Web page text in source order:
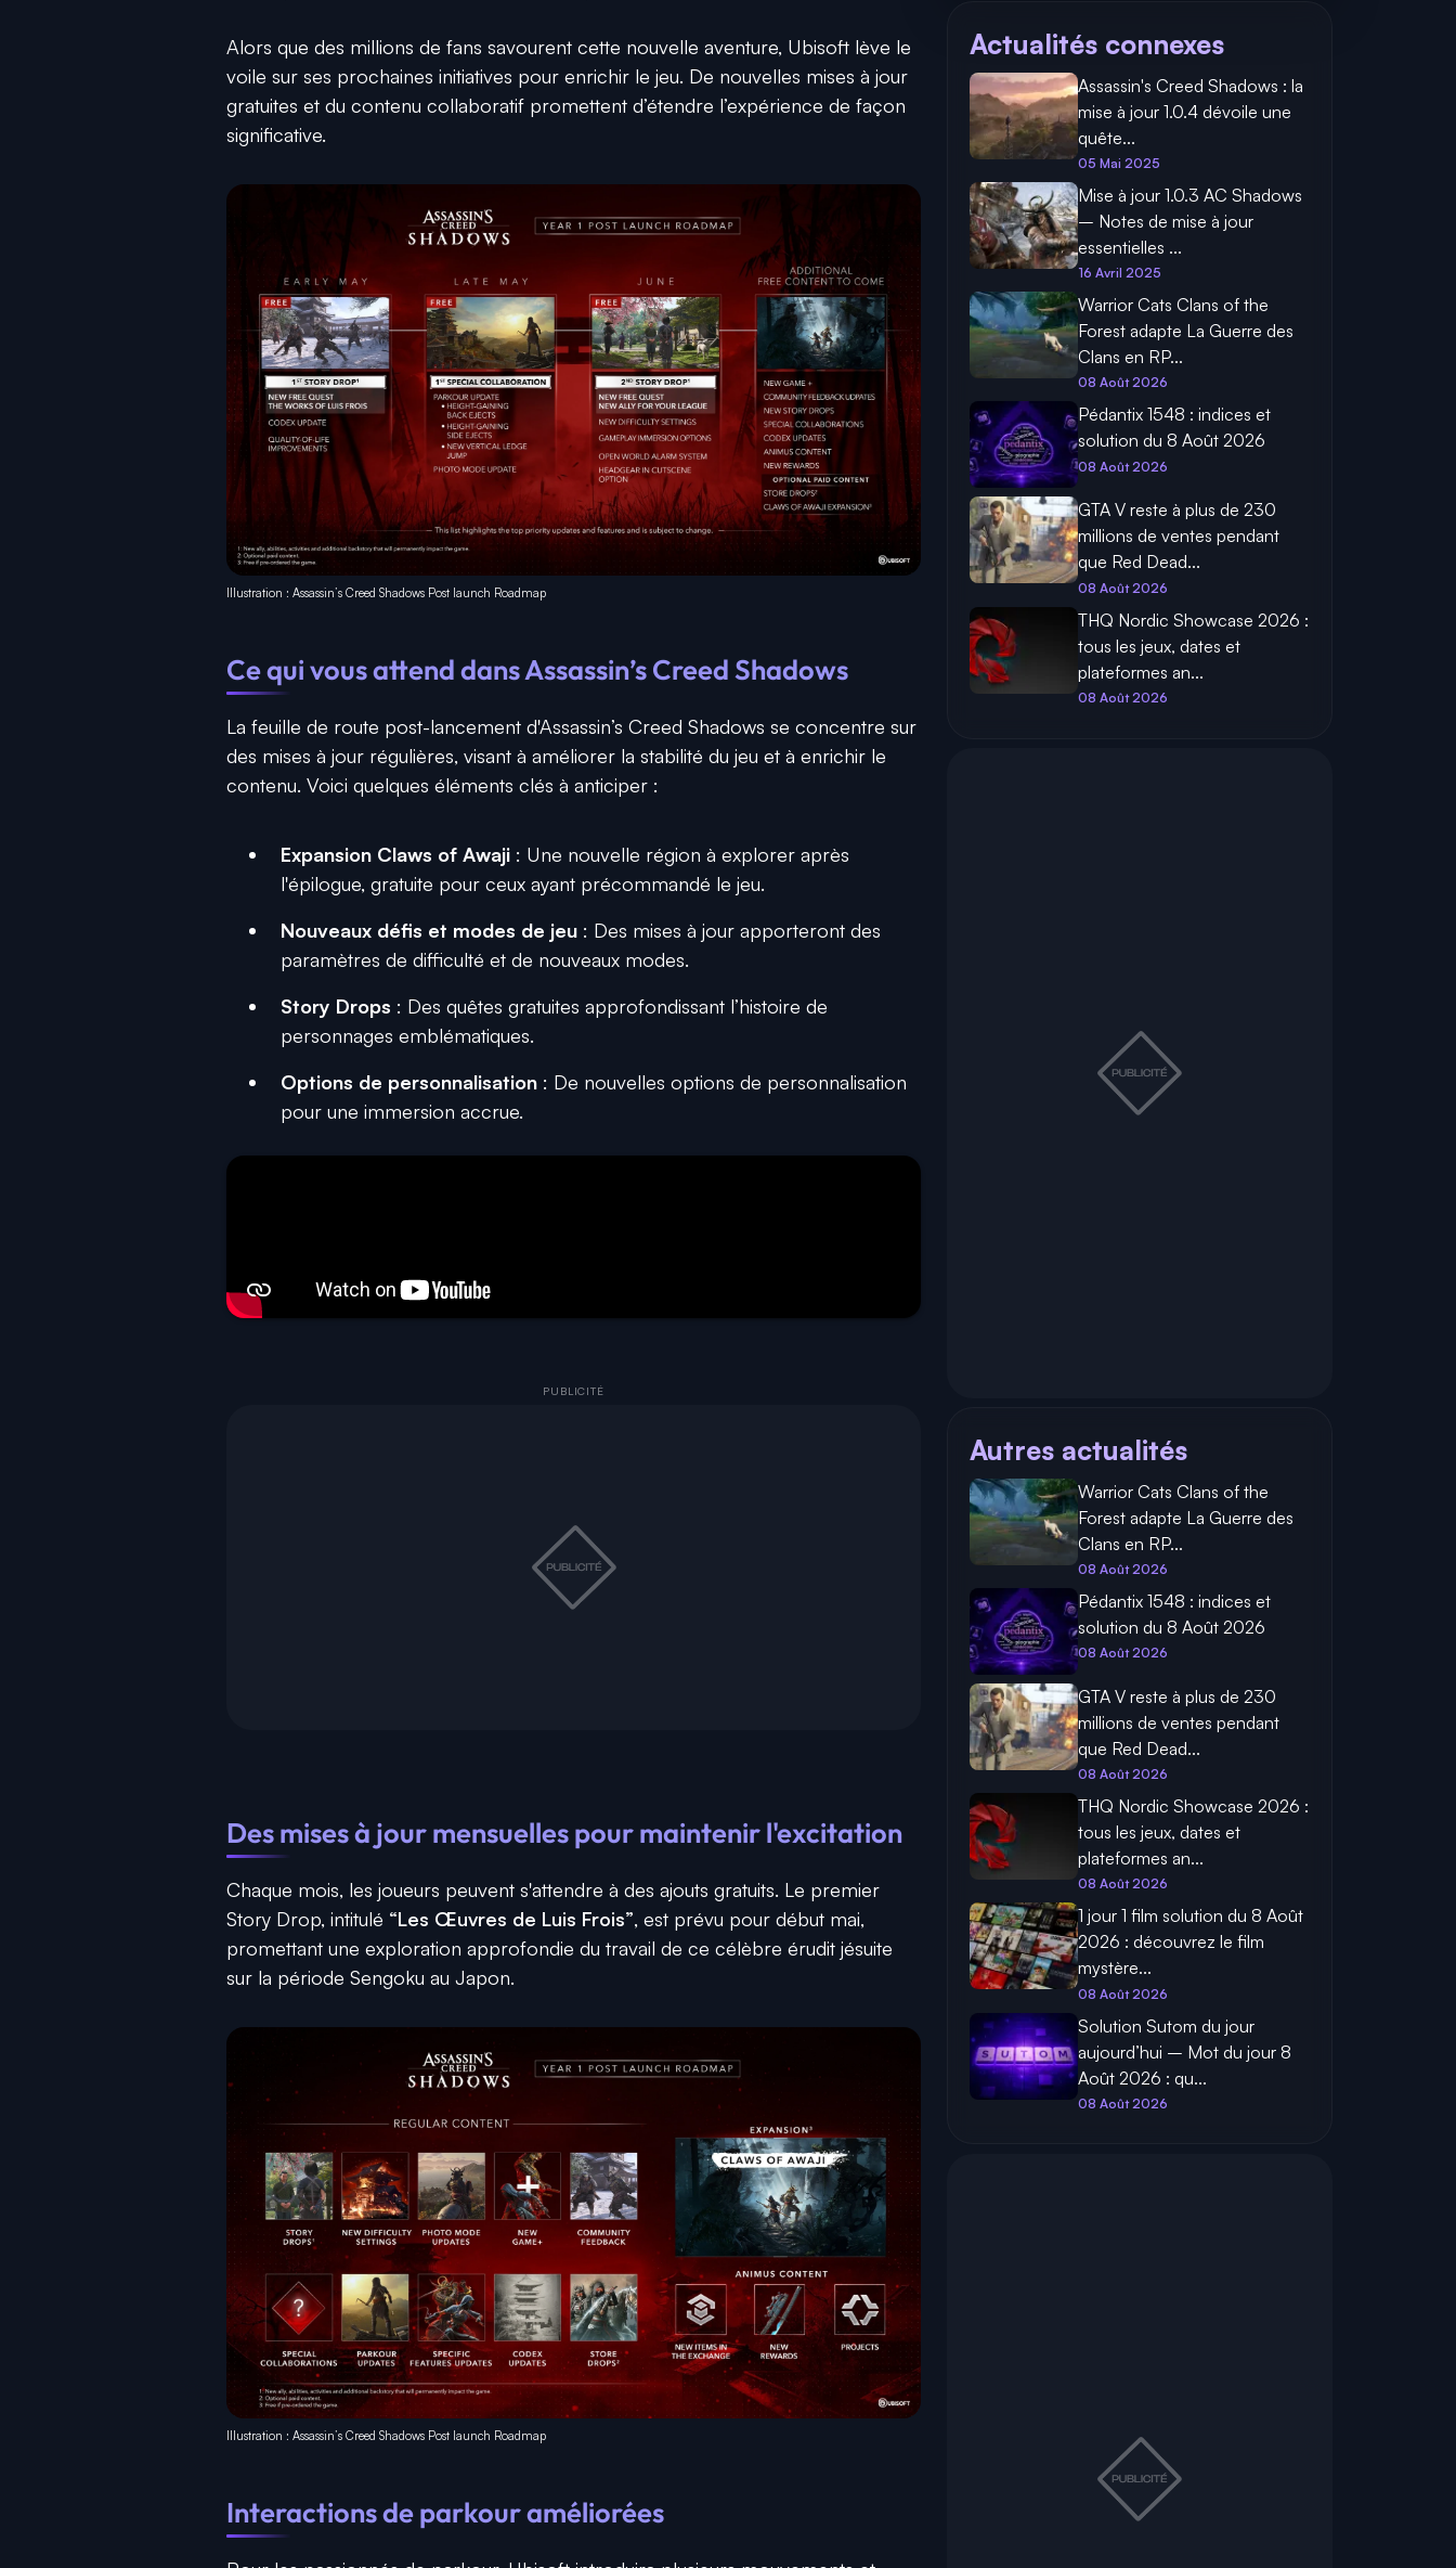
Alors que des millions de fans savourent cette nouvelle aventure, Ubisoft lève le
voile sur ses prochaines initiatives pour enrichir le jeu. De nouvelles mises à jour
gratuites et du contenu collaboratif promettent d’étendre l’expérience de façon
significative.
Illustration : Assassin’s Creed Shadows Post launch Roadmap
Ce qui vous attend dans Assassin’s Creed Shadows
La feuille de route post-lancement d'Assassin’s Creed Shadows se concentre sur
des mises à jour régulières, visant à améliorer la stabilité du jeu et à enrichir le
contenu. Voici quelques éléments clés à anticiper :
Expansion Claws of Awaji : Une nouvelle région à explorer après
l'épilogue, gratuite pour ceux ayant précommandé le jeu.
Nouveaux défis et modes de jeu : Des mises à jour apporteront des
paramètres de difficulté et de nouveaux modes.
Story Drops : Des quêtes gratuites approfondissant l’histoire de
personnages emblématiques.
Options de personnalisation : De nouvelles options de personnalisation
pour une immersion accrue.
Des mises à jour mensuelles pour maintenir l'excitation
Chaque mois, les joueurs peuvent s'attendre à des ajouts gratuits. Le premier
Story Drop, intitulé “Les Œuvres de Luis Frois”, est prévu pour début mai,
promettant une exploration approfondie du travail de ce célèbre érudit jésuite
sur la période Sengoku au Japon.
Illustration : Assassin’s Creed Shadows Post launch Roadmap
Interactions de parkour améliorées
Actualités connexes
Assassin's Creed Shadows : la
mise à jour 1.0.4 dévoile une
quête...
05 Mai 2025
Mise à jour 1.0.3 AC Shadows
– Notes de mise à jour
essentielles ...
16 Avril 2025
Warrior Cats Clans of the
Forest adapte La Guerre des
Clans en RP...
08 Août 2026
Pédantix 1548 : indices et
solution du 8 Août 2026
08 Août 2026
GTA V reste à plus de 230
millions de ventes pendant
que Red Dead...
08 Août 2026
THQ Nordic Showcase 2026 :
tous les jeux, dates et
plateformes an...
08 Août 2026
Autres actualités
Warrior Cats Clans of the
Forest adapte La Guerre des
Clans en RP...
08 Août 2026
Pédantix 1548 : indices et
solution du 8 Août 2026
08 Août 2026
GTA V reste à plus de 230
millions de ventes pendant
que Red Dead...
08 Août 2026
THQ Nordic Showcase 2026 :
tous les jeux, dates et
plateformes an...
08 Août 2026
1 jour 1 film solution du 8 Août
2026 : découvrez le film
mystère...
08 Août 2026
Solution Sutom du jour
aujourd’hui – Mot du jour 8
Août 2026 : qu...
08 Août 2026